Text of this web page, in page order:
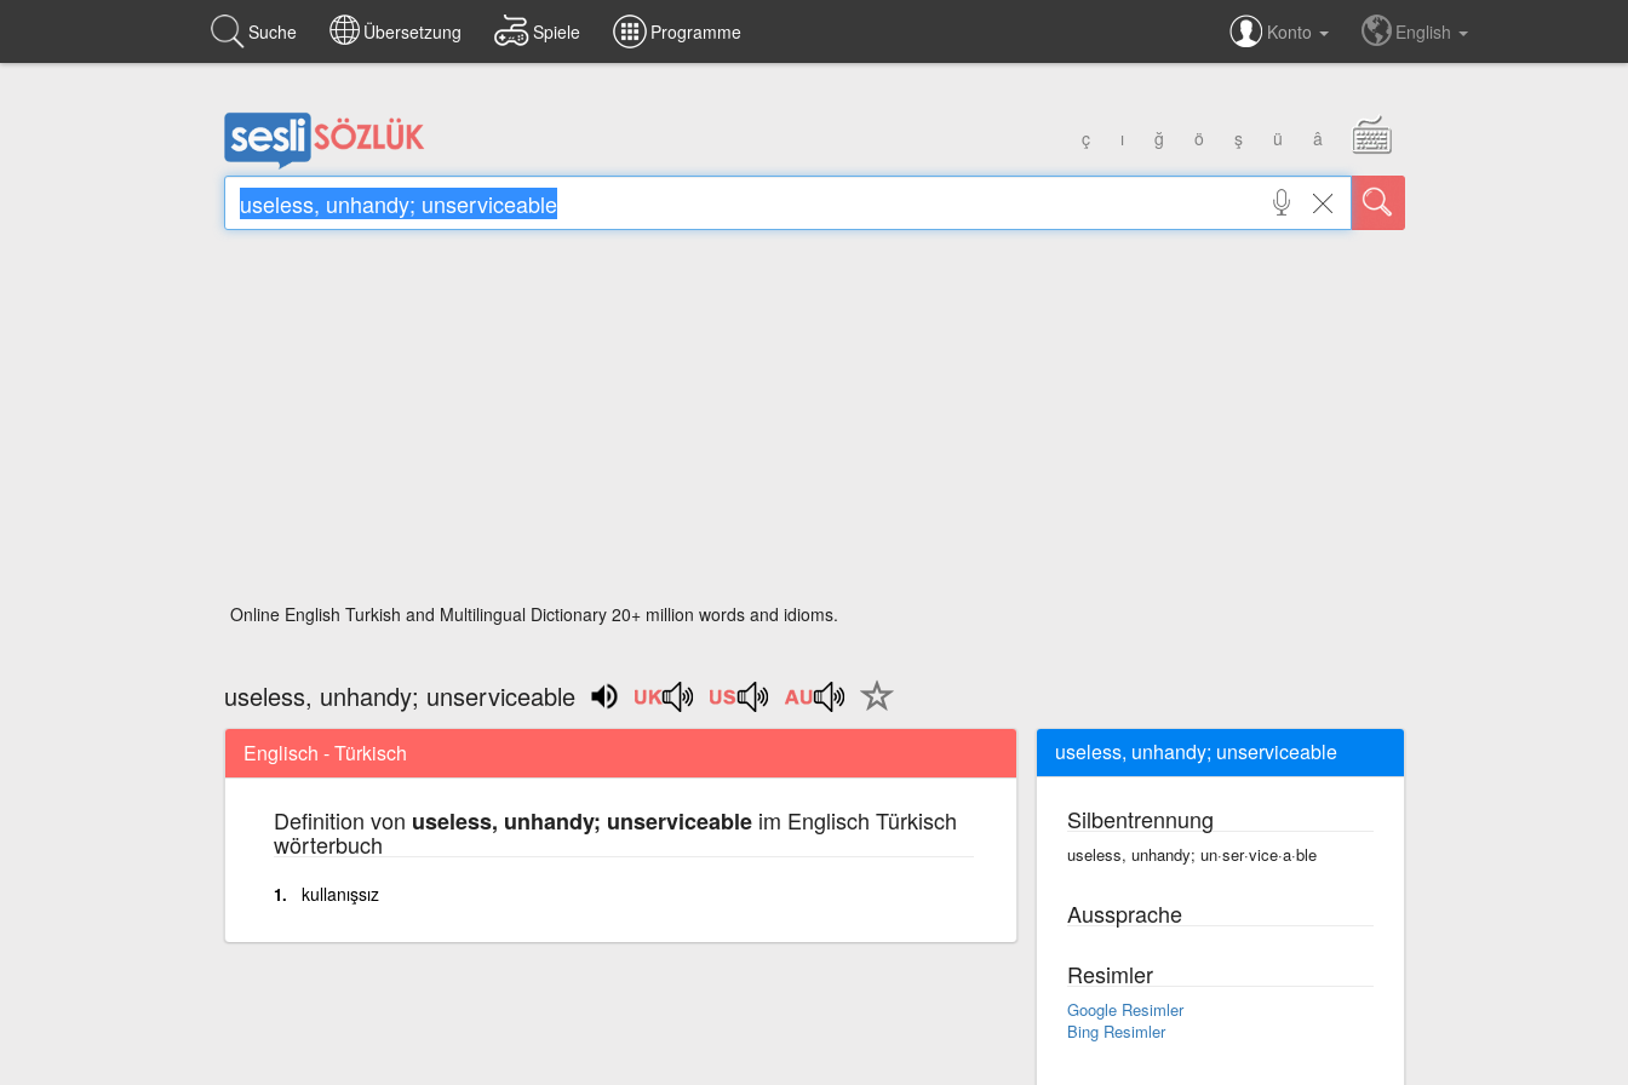
Suche Übersetzung Spiele Programme Konto English
ç ı ğ ö ş ü â
Online English Turkish and Multilingual Dictionary 20+ million words and idioms.
useless, unhandy; unserviceable
Englisch - Türkisch
Definition von useless, unhandy; unserviceableim Englisch Türkisch
wörterbuch
kullanışsız
useless, unhandy; unserviceable
Silbentrennung
useless, unhandy; un·ser·vice·a·ble
Aussprache
Resimler
Google Resimler
Bing Resimler